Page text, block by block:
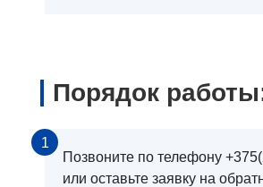
Порядок
1
Позвоните по телефону
или оставьте заявку на